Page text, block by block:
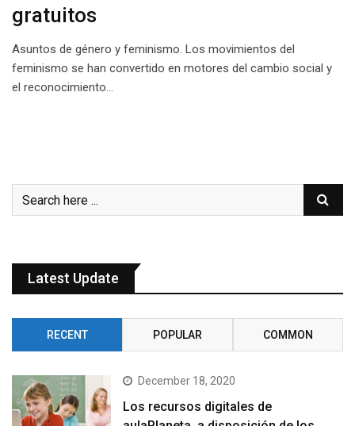
gratuitos
Asuntos de género y feminismo. Los movimientos del
feminismo se han convertido en motores del cambio social y
el reconocimiento…
Latest Update
RECENT POPULAR COMMON
December 18, 2020
Los recursos digitales de